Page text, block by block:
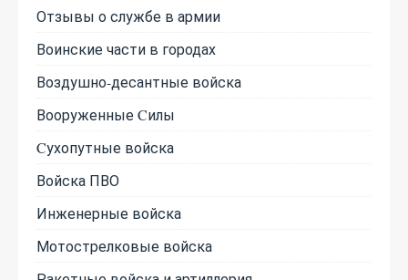
Отзывы о службе в армии
Воинские части в городах
Воздушно-десантные войска
Вооруженные Cилы
Cухопутные войска
Войска ПВО
Инженерные войска
Мотострелковые войска